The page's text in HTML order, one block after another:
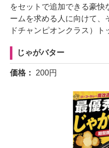
をセットで追加できる豪快
ームを求める人に向けて、
ドチャンピオンクラス）ト
じゃがバター
価格： 200円